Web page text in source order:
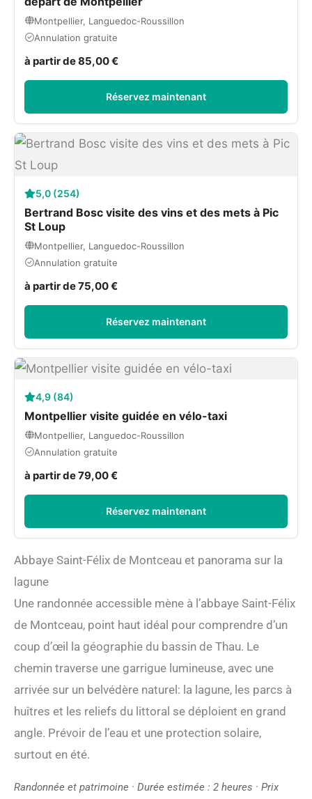
Montpellier, Languedoc-Roussillon
Annulation gratuite
à partir de 85,00 €
Réservez maintenant
5,0 (254)
Bertrand Bosc visite des vins et des mets à Pic
St Loup
Montpellier, Languedoc-Roussillon
Annulation gratuite
à partir de 75,00 €
Réservez maintenant
4,9 (84)
Montpellier visite guidée en vélo-taxi
Montpellier, Languedoc-Roussillon
Annulation gratuite
à partir de 79,00 €
Réservez maintenant
Abbaye Saint-Félix de Montceau et panorama sur la
lagune
Une randonnée accessible mène à l’abbaye Saint-Félix
de Montceau, point haut idéal pour comprendre d’un
coup d’œil la géographie du bassin de Thau. Le
chemin traverse une garrigue lumineuse, avec une
arrivée sur un belvédère naturel: la lagune, les parcs à
huîtres et les reliefs du littoral se déploient en grand
angle. Prévoir de l’eau et une protection solaire,
surtout en été.
Randonnée et patrimoine · Durée estimée : 2 heures · Prix